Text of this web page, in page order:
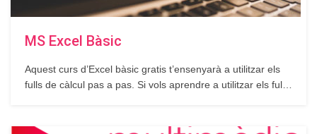
MS Excel Bàsic
Aquest curs d’Excel bàsic gratis t’ensenyarà a utilitzar els
fulls de càlcul pas a pas. Si vols aprendre a utilitzar els fulls
funcionalitats més complexes. Segueix llegint…